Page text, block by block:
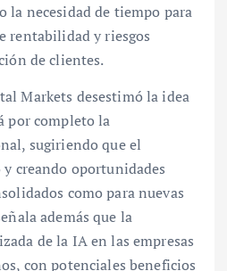
la necesidad de tiempo para
rentabilidad y riesgos
de clientes.
Markets desestimó la idea
por completo la
sugiriendo que el
creando oportunidades
como para nuevas
además que la
de la IA en las empresas
con potenciales beneficios